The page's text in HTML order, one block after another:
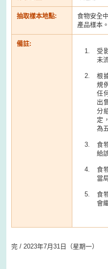
抽取樣本地點:
食物安全
產品樣本。
備註:
受
未
根
規
任
出
分
定
為
食
給
食
當
食
會
完 / 2023年7月31日（星期一）